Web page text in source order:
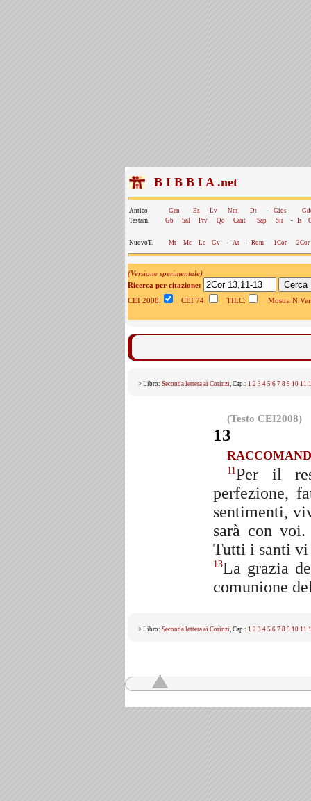
B I B B I A .net
Antico Gen Es Lv Nm Dt - Gios
Testam.
Gb Sal Prv Qo Cant Sap Sir - Is
NuovoT. Mt Mc Lc Gv - At - Rom 1Cor 2Cor
(Versione sperimentale)
Ricerca per citazione:
CEI 2008:
CEI 74: TILC: Mostra
> Libro: Seconda lettera ai Corinzi, Cap.: 1 2 3 4 5 6 7 8 9 10 11
(Testo CEI2008)
13
11Per il
perfezione,
sentimenti,
sarà con
Tutti i santi vi
13La grazia
comunione
> Libro: Seconda lettera ai Corinzi, Cap.: 1 2 3 4 5 6 7 8 9 10 11